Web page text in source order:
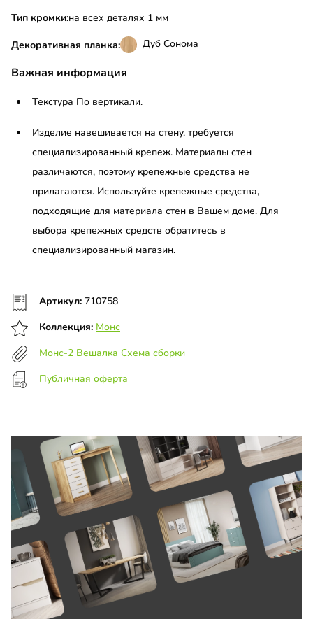
Тип кромки:на всех деталях 1 мм
Декоративная планка: Дуб Сонома
Важная информация
Текстура По вертикали.
Изделие навешивается на стену, требуется
специализированный крепеж. Материалы стен
различаются, поэтому крепежные средства не
прилагаются. Используйте крепежные средства,
подходящие для материала стен в Вашем доме. Для
выбора крепежных средств обратитесь в
специализированный магазин.
Артикул: 710758
Коллекция: Монс
Монс-2 Вешалка Схема сборки
Публичная оферта